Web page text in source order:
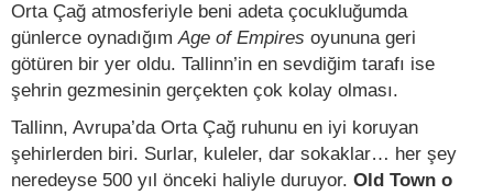
Orta Çağ atmosferiyle beni adeta çocukluğumda
günlerce oynadığımAge of Empires oyununa geri
götüren bir yer oldu. Tallinn’in en sevdiğim tarafı ise
şehrin gezmesinin gerçekten çok kolay olması.
Tallinn, Avrupa’da Orta Çağ ruhunu en iyi koruyan
şehirlerden biri. Surlar, kuleler, dar sokaklar… her şey
neredeyse 500 yıl önceki haliyle duruyor. Old Town o